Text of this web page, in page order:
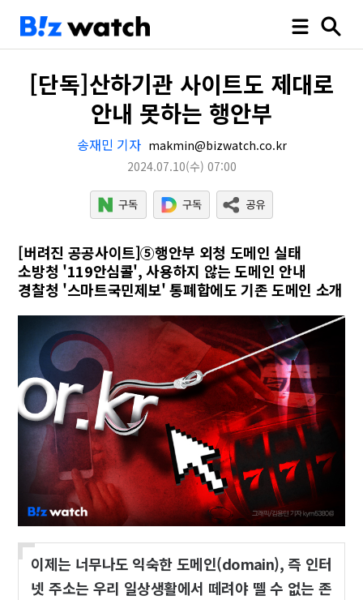
[단독]산하기관 사이트도 제대로
안내 못하는 행안부
송재민 기자 makmin@bizwatch.co.kr
2024.07.10(수) 07:00
[버려진 공공사이트]⑤행안부 외청 도메인 실태
소방청 '119안심콜', 사용하지 않는 도메인 안내
경찰청 '스마트국민제보' 통폐합에도 기존 도메인 소개
이제는 너무나도 익숙한 도메인(domain), 즉 인터
넷 주소는 우리 일상생활에서 떼려야 뗄 수 없는 존